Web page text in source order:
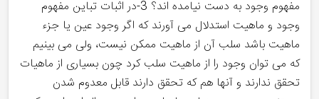
مفهوم وجود به دست نیامده اند؟ 3-در اثبات تباین مفهوم
وجود و ماهیت استدلال می آورند که اگر وجود عین یا جزء
ماهیت باشد سلب آن از ماهیت ممکن نیست، ولی می بینیم
که می توان وجود را از ماهیت سلب کرد چون بسیاری از ماهیات
تحقق ندارند و آنها هم که تحقق دارند قابل معدوم شدن